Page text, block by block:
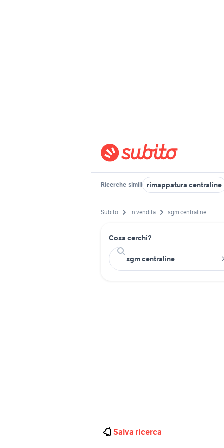
Ricerche simili rimappatura centraline
Subito In vendita sgm centraline
Cosa cerchi?
Salva ricerca